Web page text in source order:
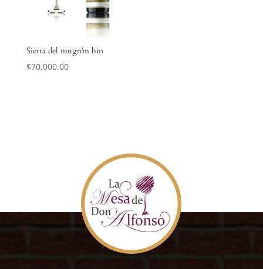
Sierra del mugrón bio
$70,000.00